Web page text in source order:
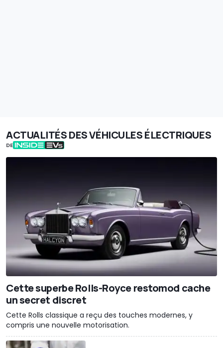
ACTUALITÉS DES VÉHICULES ÉLECTRIQUES
DE
Cette superbe Rolls-Royce restomod cache
un secret discret
Cette Rolls classique a reçu des touches modernes, y
compris une nouvelle motorisation.